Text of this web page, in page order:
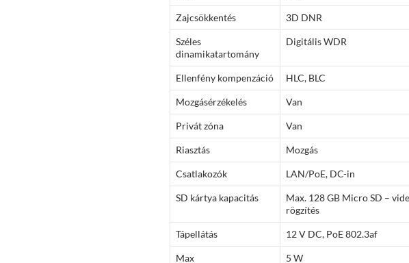
Zajcsökkentés 3D DNR
Széles
dinamikatartomány
Digitális WDR
Ellenfény kompenzáció HLC, BLC
Mozgásérzékelés Van
Privát zóna Van
Riasztás Mozgás
Csatlakozók LAN/PoE, DC-in
SD kártya kapacitás
Max. 128 GB Micro SD –
rögzítés
Tápellátás 12 V DC, PoE 802.3af
Max
5 W